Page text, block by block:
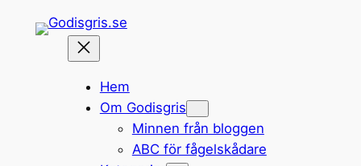
Hem
Om Godisgris
Minnen från bloggen
ABC för fågelskådare